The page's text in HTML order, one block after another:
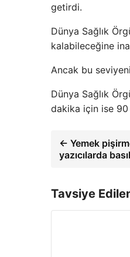
getirdi.
Dünya Sağlık
kalabileceğine
Ancak bu
Dünya Sağlık
dakika için ise
← Yemek
yazıcılarda
Tavsiye